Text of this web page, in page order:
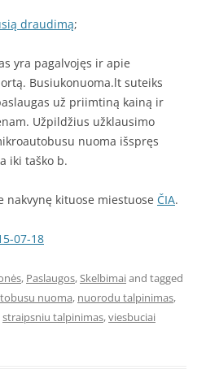
draudimą;
yra pagalvojęs ir apie
Busiukonuoma.lt suteiks
už priimtiną kainą ir
Užpildžius užklausimo
nuoma išspręs
iki taško b.
nakvynę kituose miestuose ČIA.
07-18
, Paslaugos,Skelbimaiand tagged
nuoma, nuorodu talpinimas,
straipsniu talpinimas,viesbuciai